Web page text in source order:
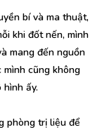
bí và ma thuật,
khi đốt nến, mình
mang đến nguồn
cũng không
ấy.
phòng trị liệu để